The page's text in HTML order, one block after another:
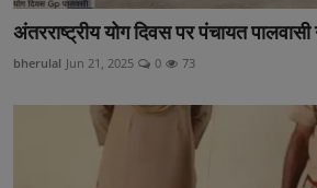
अंतरराष्ट्रीय योग दिवस पर पंचायत पालवासी
bherulal Jun 21, 2025 0 73